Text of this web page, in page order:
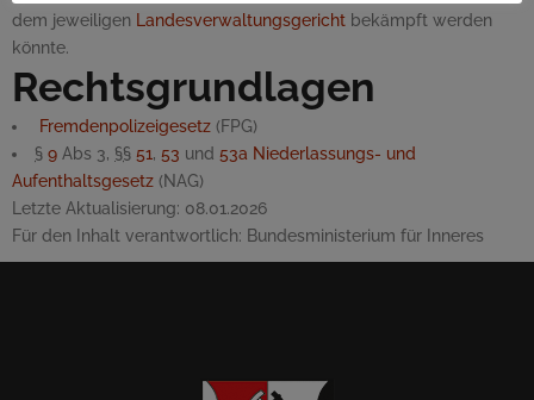
dem jeweiligen
Landesverwaltungsgericht bekämpft werden
könnte.
Rechtsgrundlagen
Fremdenpolizeigesetz (FPG)
§ 9 Abs 3, §§ 51, 53 und 53a Niederlassungs- und
Aufenthaltsgesetz (NAG)
Letzte Aktualisierung: 08.01.2026
Für den Inhalt verantwortlich: Bundesministerium für Inneres